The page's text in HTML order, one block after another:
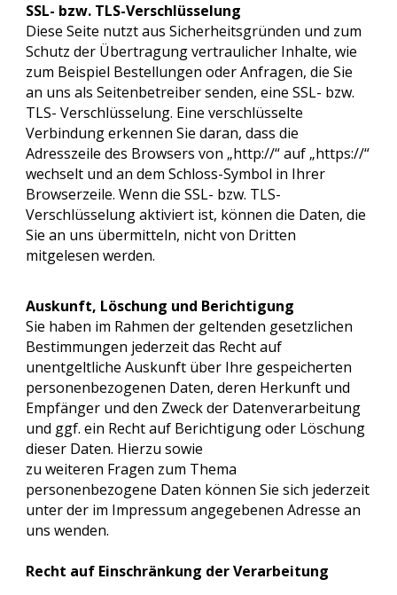
SSL- bzw. TLS-Verschlüsselung
Diese Seite nutzt aus Sicherheitsgründen und zum
Schutz der Übertragung vertraulicher Inhalte, wie
zum Beispiel Bestellungen oder Anfragen, die Sie
an uns als Seitenbetreiber senden, eine SSL- bzw.
TLS- Verschlüsselung. Eine verschlüsselte
Verbindung erkennen Sie daran, dass die
Adresszeile des Browsers von „http://“ auf „https://“
wechselt und an dem Schloss-Symbol in Ihrer
Browserzeile. Wenn die SSL- bzw. TLS-
Verschlüsselung aktiviert ist, können die Daten, die
Sie an uns übermitteln, nicht von Dritten
mitgelesen werden.
Auskunft, Löschung und Berichtigung
Sie haben im Rahmen der geltenden gesetzlichen
Bestimmungen jederzeit das Recht auf
unentgeltliche Auskunft über Ihre gespeicherten
personenbezogenen Daten, deren Herkunft und
Empfänger und den Zweck der Datenverarbeitung
und ggf. ein Recht auf Berichtigung oder Löschung
dieser Daten. Hierzu sowie
zu weiteren Fragen zum Thema
personenbezogene Daten können Sie sich jederzeit
unter der im Impressum angegebenen Adresse an
uns wenden.
Recht auf Einschränkung der Verarbeitung